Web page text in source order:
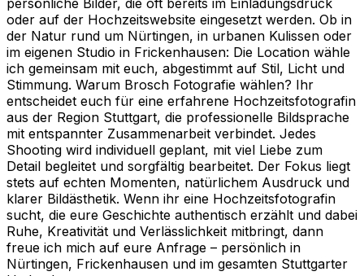
oder auf der Hochzeitswebsite eingesetzt werden. Ob in
der Natur rund um Nürtingen, in urbanen Kulissen oder
im eigenen Studio in Frickenhausen: Die Location wähle
ich gemeinsam mit euch, abgestimmt auf Stil, Licht und
Stimmung. Warum Brosch Fotografie wählen? Ihr
entscheidet euch für eine erfahrene Hochzeitsfotografin
aus der Region Stuttgart, die professionelle Bildsprache
mit entspannter Zusammenarbeit verbindet. Jedes
Shooting wird individuell geplant, mit viel Liebe zum
Detail begleitet und sorgfältig bearbeitet. Der Fokus liegt
stets auf echten Momenten, natürlichem Ausdruck und
klarer Bildästhetik. Wenn ihr eine Hochzeitsfotografin
sucht, die eure Geschichte authentisch erzählt und dabei
Ruhe, Kreativität und Verlässlichkeit mitbringt, dann
freue ich mich auf eure Anfrage – persönlich in
Nürtingen, Frickenhausen und im gesamten Stuttgarter